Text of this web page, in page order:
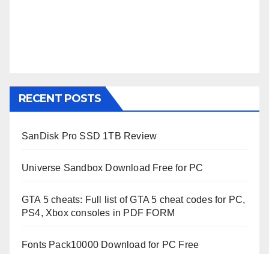
RECENT POSTS
SanDisk Pro SSD 1TB Review
Universe Sandbox Download Free for PC
GTA 5 cheats: Full list of GTA 5 cheat codes for PC,
PS4, Xbox consoles in PDF FORM
Fonts Pack10000 Download for PC Free